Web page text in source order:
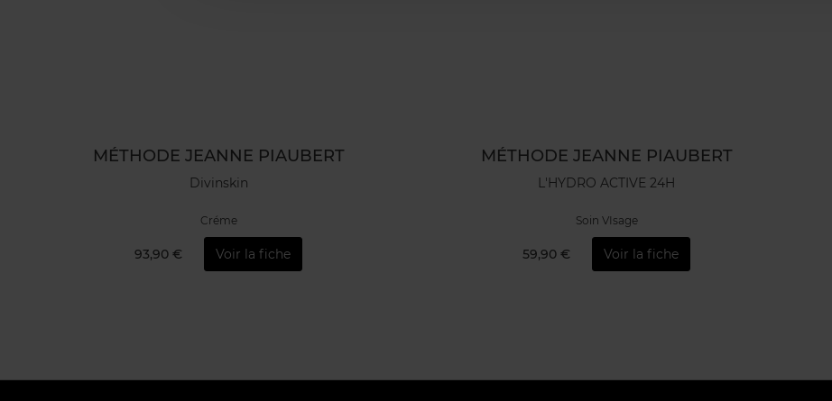
MÉTHODE JEANNE PIAUBERT
Divinskin
Créme
93,90 € Voir la fiche
MÉTHODE JEANNE PIAUBERT
L'HYDRO ACTIVE 24H
Soin VIsage
59,90 € Voir la fiche